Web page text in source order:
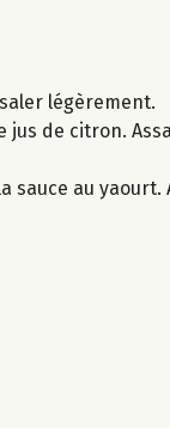
légèrement.
jus de citron.
sauce au yaourt.